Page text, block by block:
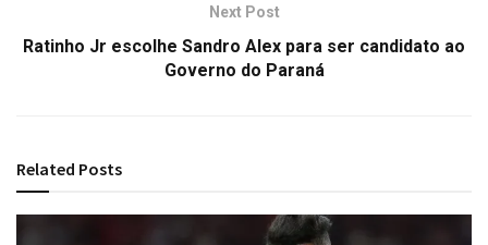
Next Post
Ratinho Jr escolhe Sandro Alex para ser candidato ao
Governo do Paraná
Related Posts